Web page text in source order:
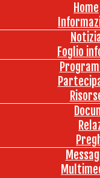
Home
Foglio